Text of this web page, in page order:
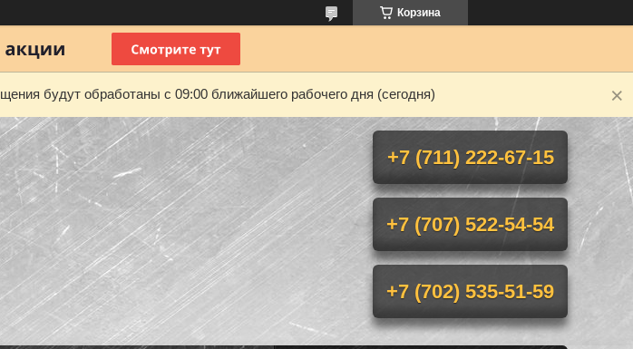
Корзина
будут обработаны с 09:00 ближайшего рабочего дня (сегодня)
+7 (711) 222-67-15
+7 (707) 522-54-54
+7 (702) 535-51-59